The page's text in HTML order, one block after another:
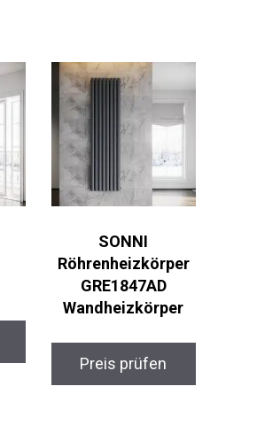
SONNI
Röhrenheizkörper
GRE1847AD
Wandheizkörper
Preis prüfen